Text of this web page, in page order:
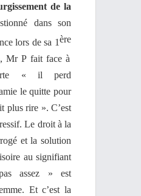
de la
dans son
lors de sa 1ère
Mr P fait face à
« il perd
le quitte pour
plus rire ». C’est
Le droit à la
et la solution
au signifiant
assez » est
Et c’est la